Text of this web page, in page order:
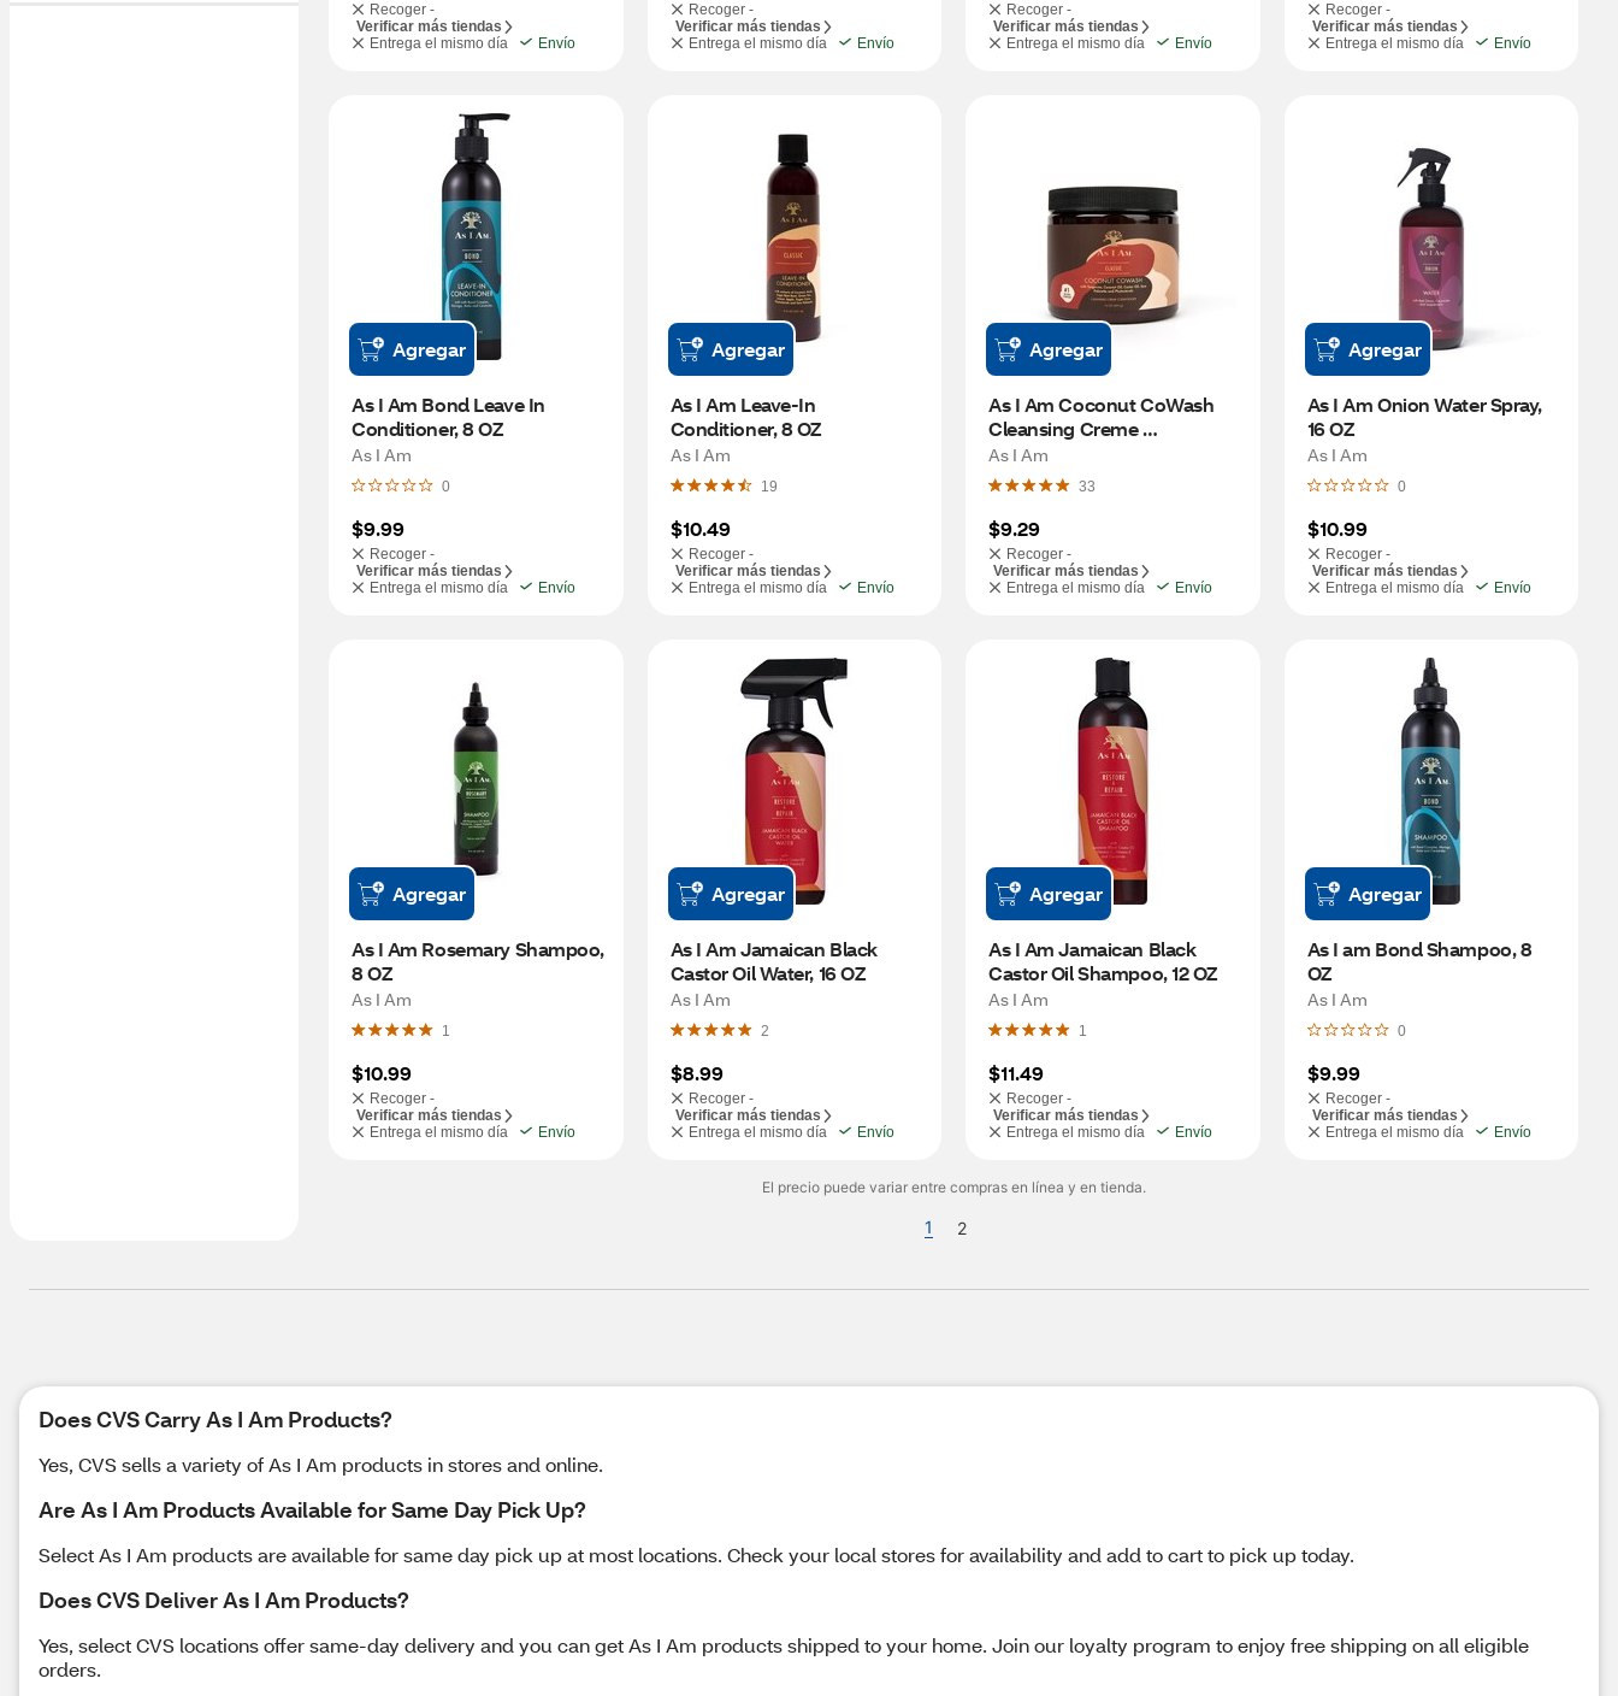
Recoger -
Verificar más tiendas
Entrega el mismo día
Envío
Recoger -
Verificar más tiendas
Entrega el mismo día
Envío
Recoger -
Verificar más tiendas
Entrega el mismo día
Envío
Recoger -
Verificar más tiendas
Entrega el mismo día
Envío
Agregar
As I Am Bond Leave In
Conditioner, 8 OZ
As I Am
0
$9.99
Recoger -
Verificar más tiendas
Entrega el mismo día
Envío
Agregar
As I Am Leave-In
Conditioner, 8 OZ
As I Am
19
$10.49
Recoger -
Verificar más tiendas
Entrega el mismo día
Envío
Agregar
As I Am Coconut CoWash
Cleansing Creme
Conditioner, 16 OZ
As I Am
33
$9.29
Recoger -
Verificar más tiendas
Entrega el mismo día
Envío
Agregar
As I Am Onion Water Spray,
16 OZ
As I Am
0
$10.99
Recoger -
Verificar más tiendas
Entrega el mismo día
Envío
Agregar
As I Am Rosemary Shampoo,
8 OZ
As I Am
1
$10.99
Recoger -
Verificar más tiendas
Entrega el mismo día
Envío
Agregar
As I Am Jamaican Black
Castor Oil Water, 16 OZ
As I Am
2
$8.99
Recoger -
Verificar más tiendas
Entrega el mismo día
Envío
Agregar
As I Am Jamaican Black
Castor Oil Shampoo, 12 OZ
As I Am
1
$11.49
Recoger -
Verificar más tiendas
Entrega el mismo día
Envío
Agregar
As I am Bond Shampoo, 8
OZ
As I Am
0
$9.99
Recoger -
Verificar más tiendas
Entrega el mismo día
Envío
El precio puede variar entre compras en línea y en tienda.
1 2
Does CVS Carry As I Am Products?
Yes, CVS sells a variety of As I Am products in stores and online.
Are As I Am Products Available for Same Day Pick Up?
Select As I Am products are available for same day pick up at most locations. Check your local stores for availability and add to cart to pick up today.
Does CVS Deliver As I Am Products?
Yes, select CVS locations offer same-day delivery and you can get As I Am products shipped to your home. Join our loyalty program to enjoy free shipping on all eligible
orders.